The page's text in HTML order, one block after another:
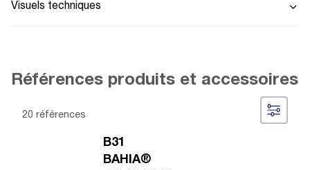
Visuels techniques
Références produits et accessoires
20 références
B31
BAHIA®